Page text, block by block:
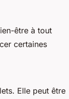
être à tout
certaines
Elle peut être